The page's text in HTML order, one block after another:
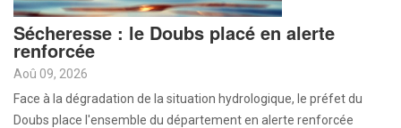
Sécheresse : le Doubs placé en alerte
renforcée
Aoû 09, 2026
Face à la dégradation de la situation hydrologique, le préfet du
Doubs place l'ensemble du département en alerte renforcée